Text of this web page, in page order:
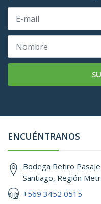
ENCUÉNTRANOS
Bodega Retiro
Santiago, Región
+569 3452 0515